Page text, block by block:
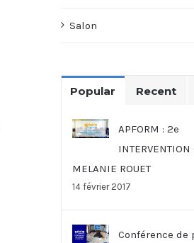
Salon
Popular
Recent
APFORM : 2e
INTERVENTION
MELANIE ROUET
14 février 2017
Conférence de